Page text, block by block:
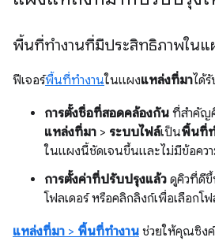
พื้นที่ทำงานที่มีประสิทธิภาพในแ
ฟีเจอร์พื้นที่ทำงานในแผงแหล่งที่มาได้
การตั้งชื่อที่สอดคล้องกัน ที่สำคัญ
แหล่งที่มา > ระบบไฟล์เป็นพื้นที่
ในแผงนี้ชัดเจนขึ้นและไม่มีข้อคว
การตั้งค่าที่ปรับปรุงแล้ว ดูคิวที่ดีขึ้
โฟลเดอร์ หรือคลิกลิงก์เพื่อเลือกโฟ
แหล่งที่มา > พื้นที่ทำงาน ช่วยให้คุณซิง